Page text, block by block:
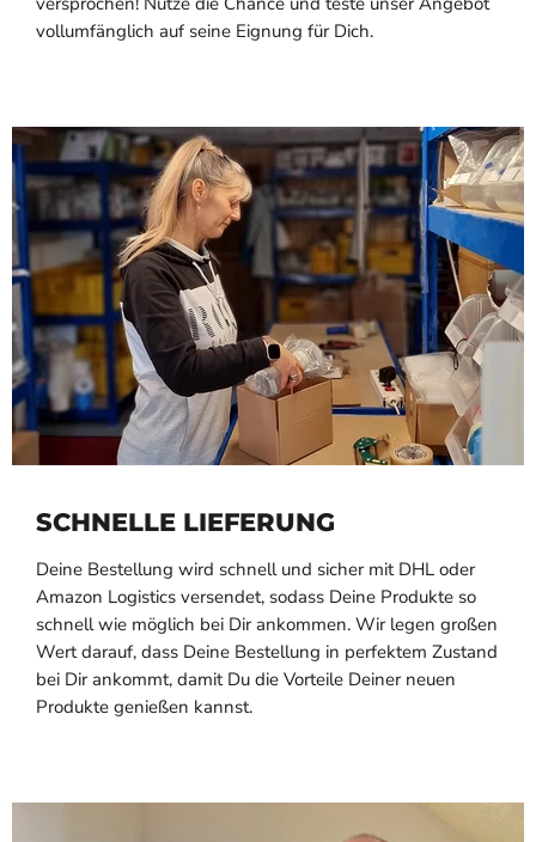
vollumfänglich auf seine Eignung für Dich.
SCHNELLE LIEFERUNG
Deine Bestellung wird schnell und sicher mit DHL oder
Amazon Logistics versendet, sodass Deine Produkte so
schnell wie möglich bei Dir ankommen. Wir legen großen
Wert darauf, dass Deine Bestellung in perfektem Zustand
bei Dir ankommt, damit Du die Vorteile Deiner neuen
Produkte genießen kannst.